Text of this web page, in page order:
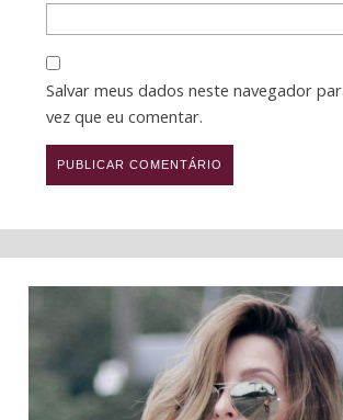
Salvar meus dados neste navegador
vez que eu comentar.